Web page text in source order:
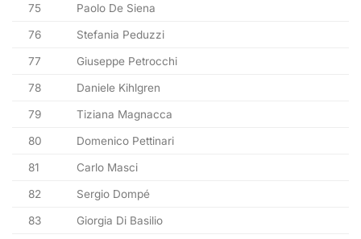
75 Paolo De Siena
76 Stefania Peduzzi
77 Giuseppe Petrocchi
78 Daniele Kihlgren
79 Tiziana Magnacca
80 Domenico Pettinari
81 Carlo Masci
82 Sergio Dompé
83 Giorgia Di Basilio